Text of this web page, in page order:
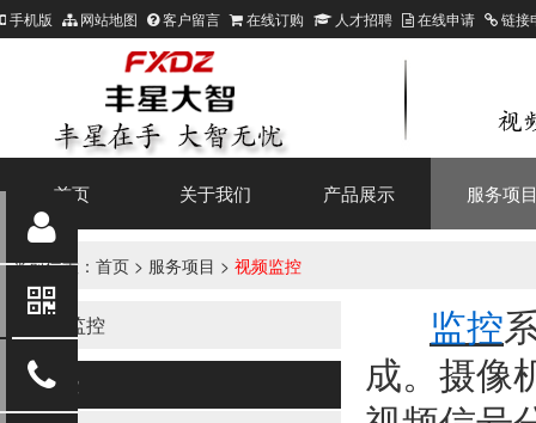
手机版 网站地图 客户留言 在线订购 人才招聘 在线申请 链接
首页 关于我们 产品展示 服务项
当前位置： 首页 > 服务项目 > 视频监控
视频监控
视频监控
监控
成。摄像